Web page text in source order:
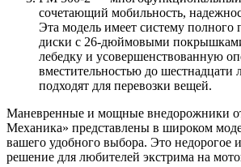
сочетающий мобильность,
Эта модель имеет систему полного
диски с 26-дюймовыми
лебедку и усовершенствованную
вместительностью до шестнадцати
подходят для перевозки вещей.
Маневренные и мощные внедорожники
Механика» представлены в широком
вашего удобного выбора. Это недорогое
решение для любителей экстрима на